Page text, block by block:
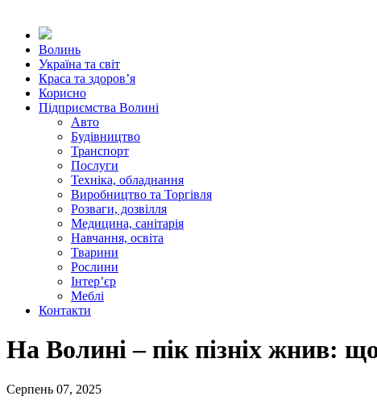
Волинь
Україна та світ
Краса та здоров’я
Корисно
Підприємства Волині
Авто
Будівництво
Транспорт
Послуги
Техніка, обладнання
Виробництво та Торгівля
Розваги, дозвілля
Медицина, санітарія
Навчання, освіта
Тварини
Рослини
Інтер’єр
Меблі
Контакти
На Волині – пік пізніх жнив:
Серпень 07, 2025